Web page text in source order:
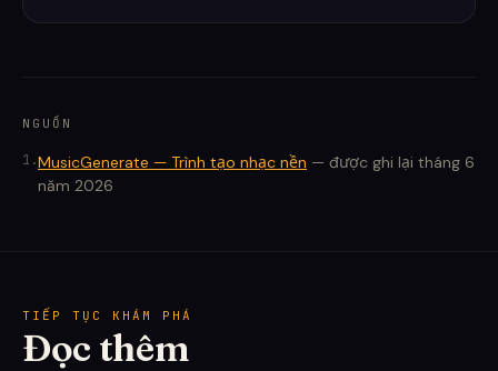
NGUỒN
1 .MusicGenerate — Trình tạo nhạc nền — được ghi lại tháng 6
năm 2026
TIẾP TỤC KHÁM PHÁ
Đọc thêm